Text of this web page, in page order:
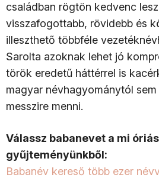
családban rögtön kedvenc
visszafogottabb, rövidebb és
illeszthető többféle
Sarolta azoknak lehet jó
török eredetű háttérrel is
magyar névhagyománytól
messzire menni.
Válassz babanevet a mi
gyűjteményünkből:
Babanév kereső több ezer